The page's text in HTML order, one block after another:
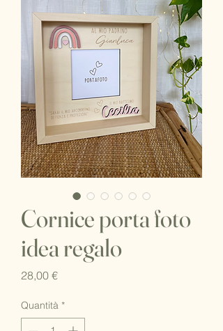
Cornice porta foto
idea regalo
28,00 €Prezzo
Quantità *